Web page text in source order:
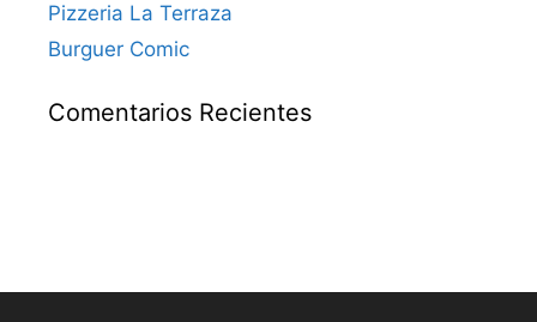
Pizzeria La Terraza
Burguer Comic
Comentarios Recientes